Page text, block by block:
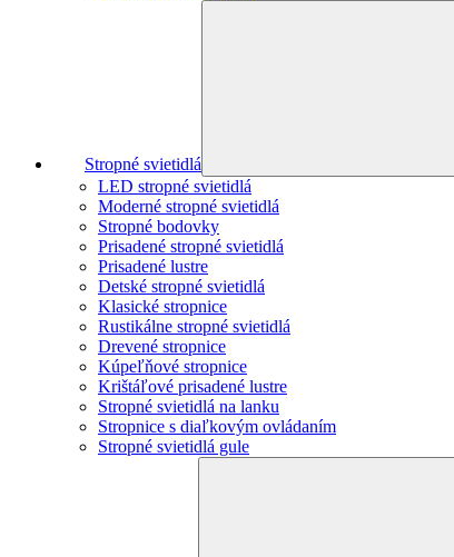
Stropné svietidlá
LED stropné svietidlá
Moderné stropné svietidlá
Stropné bodovky
Prisadené stropné svietidlá
Prisadené lustre
Detské stropné svietidlá
Klasické stropnice
Rustikálne stropné svietidlá
Drevené stropnice
Kúpeľňové stropnice
Krištáľové prisadené lustre
Stropné svietidlá na lanku
Stropnice s diaľkovým ovládaním
Stropné svietidlá gule